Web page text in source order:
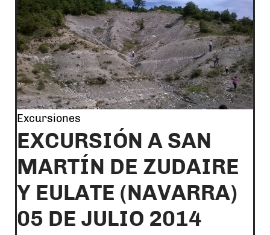
Excursiones
EXCURSIÓN A SAN
MARTÍN DE ZUDAIRE
Y EULATE (NAVARRA)
05 DE JULIO 2014